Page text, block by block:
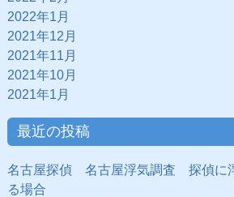
2022年1月
2021年12月
2021年11月
2021年10月
2021年1月
最近の投稿
名古屋探偵 名古屋浮気調査 探偵に
る場合